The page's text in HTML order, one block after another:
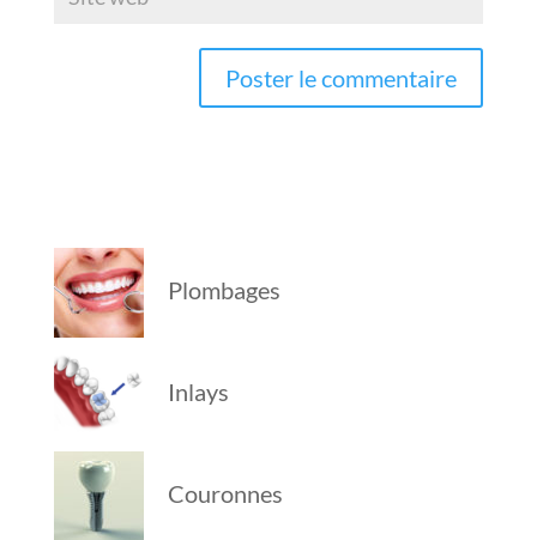
Plombages
Inlays
Couronnes